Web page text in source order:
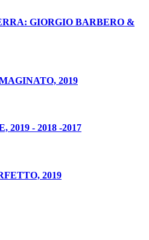
GIORGIO BARBERO &
2019
- 2018 -2017
2019